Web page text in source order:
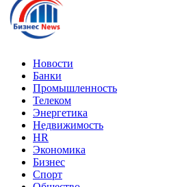
Новости
Банки
Промышленность
Телеком
Энергетика
Недвижимость
HR
Экономика
Бизнес
Спорт